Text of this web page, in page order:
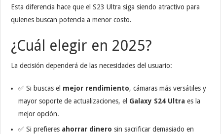
Esta diferencia hace que el S23 Ultra siga siendo atractivo para
quienes buscan potencia a menor costo.
¿Cuál elegir en 2025?
La decisión dependerá de las necesidades del usuario:
✅ Si buscas el mejor rendimiento, cámaras más versátiles y
mayor soporte de actualizaciones, el Galaxy S24 Ultra es la
mejor opción.
✅ Si prefieres ahorrar dinero sin sacrificar demasiado en